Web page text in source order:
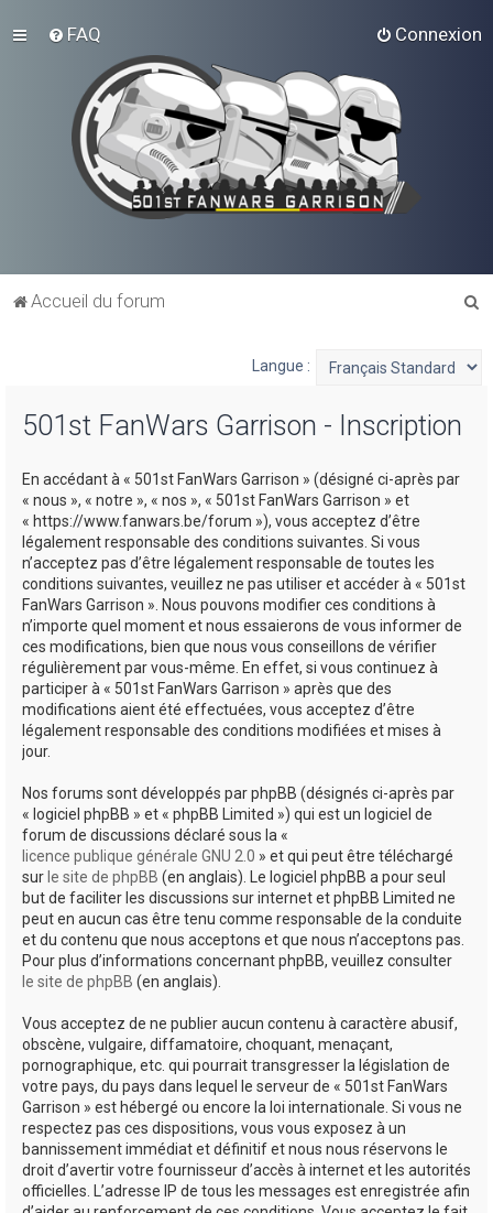
FAQ Connexion
Accueil du forum
Langue :
501st FanWars Garrison - Inscription
En accédant à « 501st FanWars Garrison » (désigné ci-après par
« nous », « notre », « nos », « 501st FanWars Garrison » et
« https://www.fanwars.be/forum »), vous acceptez d’être
légalement responsable des conditions suivantes. Si vous
n’acceptez pas d’être légalement responsable de toutes les
conditions suivantes, veuillez ne pas utiliser et accéder à « 501st
FanWars Garrison ». Nous pouvons modifier ces conditions à
n’importe quel moment et nous essaierons de vous informer de
ces modifications, bien que nous vous conseillons de vérifier
régulièrement par vous-même. En effet, si vous continuez à
participer à « 501st FanWars Garrison » après que des
modifications aient été effectuées, vous acceptez d’être
légalement responsable des conditions modifiées et mises à
jour.
Nos forums sont développés par phpBB (désignés ci-après par
« logiciel phpBB » et « phpBB Limited ») qui est un logiciel de
forum de discussions déclaré sous la «
licence publique générale GNU 2.0 » et qui peut être téléchargé
sur le site de phpBB (en anglais). Le logiciel phpBB a pour seul
but de faciliter les discussions sur internet et phpBB Limited ne
peut en aucun cas être tenu comme responsable de la conduite
et du contenu que nous acceptons et que nous n’acceptons pas.
Pour plus d’informations concernant phpBB, veuillez consulter
le site de phpBB (en anglais).
Vous acceptez de ne publier aucun contenu à caractère abusif,
obscène, vulgaire, diffamatoire, choquant, menaçant,
pornographique, etc. qui pourrait transgresser la législation de
votre pays, du pays dans lequel le serveur de « 501st FanWars
Garrison » est hébergé ou encore la loi internationale. Si vous ne
respectez pas ces dispositions, vous vous exposez à un
bannissement immédiat et définitif et nous nous réservons le
droit d’avertir votre fournisseur d’accès à internet et les autorités
officielles. L’adresse IP de tous les messages est enregistrée afin